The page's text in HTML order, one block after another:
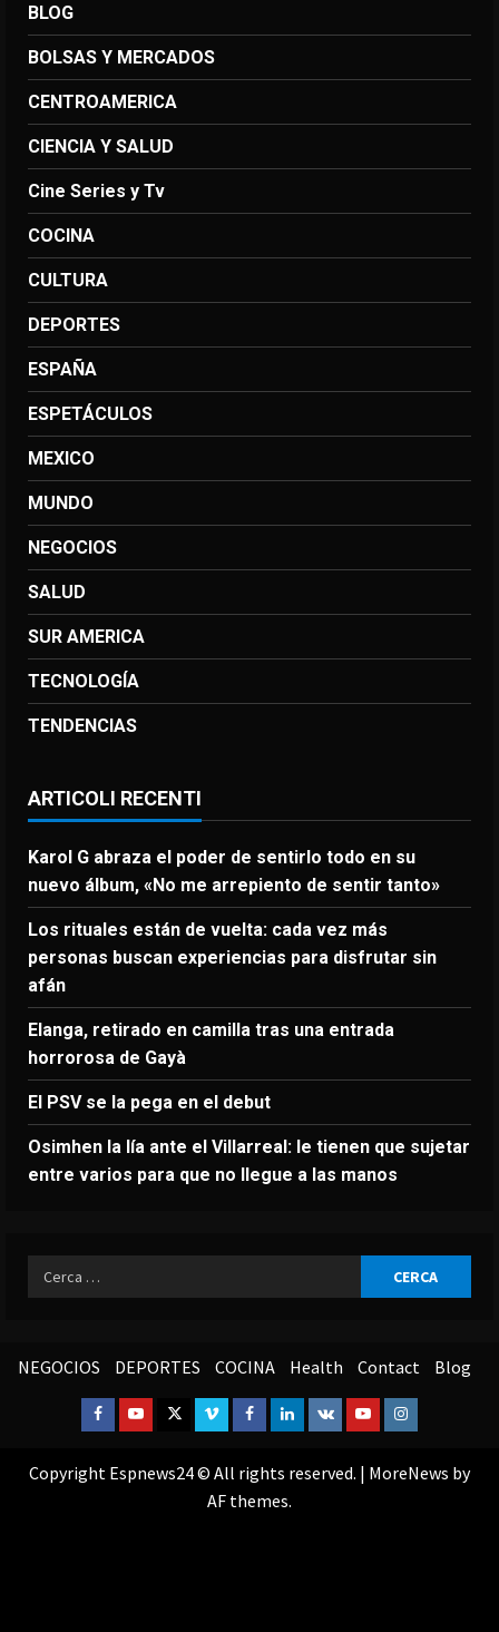
BLOG
BOLSAS Y MERCADOS
CENTROAMERICA
CIENCIA Y SALUD
Cine Series y Tv
COCINA
CULTURA
DEPORTES
ESPAÑA
ESPETÁCULOS
MEXICO
MUNDO
NEGOCIOS
SALUD
SUR AMERICA
TECNOLOGÍA
TENDENCIAS
ARTICOLI RECENTI
Karol G abraza el poder de sentirlo todo en su
nuevo álbum, «No me arrepiento de sentir tanto»
Los rituales están de vuelta: cada vez más
personas buscan experiencias para disfrutar sin
afán
Elanga, retirado en camilla tras una entrada
horrorosa de Gayà
El PSV se la pega en el debut
Osimhen la lía ante el Villarreal: le tienen que sujetar
entre varios para que no llegue a las manos
Ricerca
per:
NEGOCIOS DEPORTES COCINA Health Contact Blog
Facebook
YoutubeTwitterVimeoFacebook
Linkedin
VK YoutubeInstagram
Copyright Espnews24 © All rights reserved. | MoreNews by
AF themes.